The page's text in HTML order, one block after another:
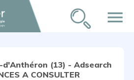
menu
d'Anthéron (13) - Adsearch
A CONSULTER